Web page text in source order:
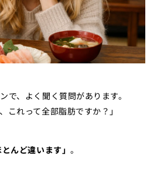
で、よく聞く質問があります。
これって全部脂肪ですか？」
とんど違います」。